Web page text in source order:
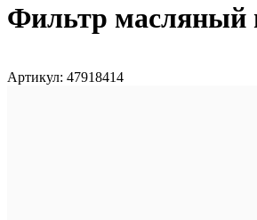
Фильтр масляный
Артикул: 47918414